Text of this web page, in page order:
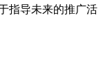
指导未来的推广活